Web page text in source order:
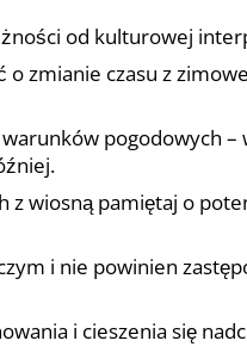
od kulturowej
o zmianie czasu z
pogodowych
z wiosną pamiętaj o
i nie powinien
i cieszenia się